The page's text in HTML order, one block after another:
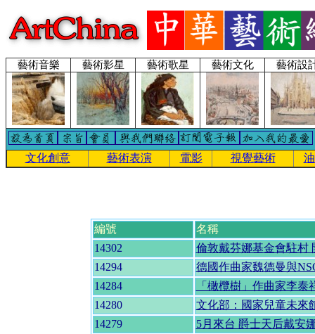
藝術音樂 藝術影星 藝術歌星 藝術文化 藝術設
文化創意 藝術表演 電影 視覺藝術
編號
名稱
14302
倫敦戴芬娜基金會駐村
14294
德國作曲家魏德曼與
14284
「橄欖樹」作曲家李
14280
文化部：國家兒童未來
14279
5月來台 爵士天后戴安